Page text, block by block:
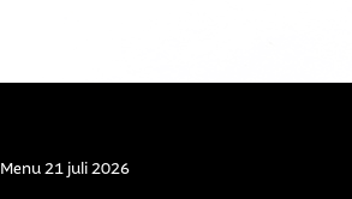
Menu 21 juli 2026